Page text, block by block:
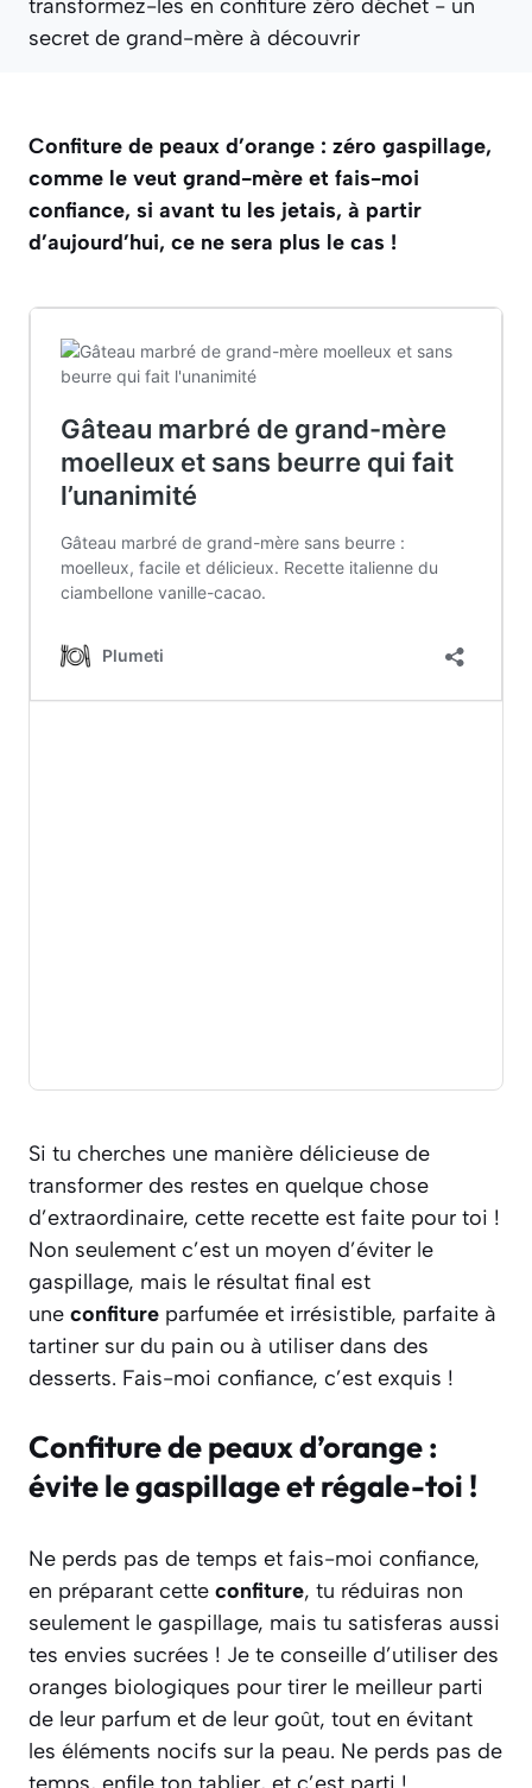
Confiture de peaux d’orange : zéro gaspillage,
comme le veut grand-mère et fais-moi
confiance, si avant tu les jetais, à partir
d’aujourd’hui, ce ne sera plus le cas !
Si tu cherches une manière délicieuse de
transformer des restes en quelque chose
d’extraordinaire, cette recette est faite pour toi !
Non seulement c’est un moyen d’éviter le
gaspillage, mais le résultat final est
une confiture parfumée et irrésistible, parfaite à
tartiner sur du pain ou à utiliser dans des
desserts. Fais-moi confiance, c’est exquis !
Confiture de peaux d’orange :
évite le gaspillage et régale-toi !
Ne perds pas de temps et fais-moi confiance,
en préparant cette confiture, tu réduiras non
seulement le gaspillage, mais tu satisferas aussi
tes envies sucrées ! Je te conseille d’utiliser des
oranges biologiques pour tirer le meilleur parti
de leur parfum et de leur goût, tout en évitant
les éléments nocifs sur la peau. Ne perds pas de